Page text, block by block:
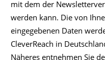
mit dem der
werden kann. Die von
eingegebenen Daten
CleverReach in
Näheres entnehmen Sie